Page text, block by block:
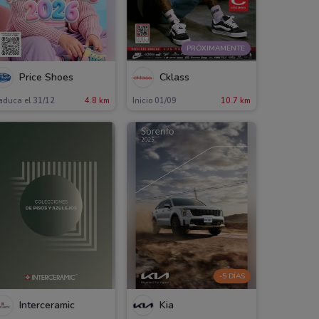
Price Shoes
el 31/12 4.8 km
PRÓXIMAMENTE
Cklass
Inicio 01/09 10.7 km
Interceramic
-5 DÍAS
Kia